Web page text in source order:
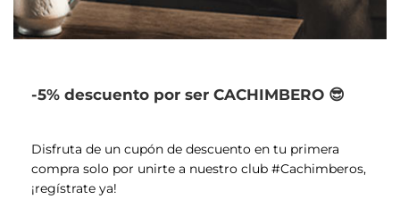
-5% descuento por ser CACHIMBERO 😎
Disfruta de un cupón de descuento en tu primera
compra solo por unirte a nuestro club #Cachimberos,
¡regístrate ya!